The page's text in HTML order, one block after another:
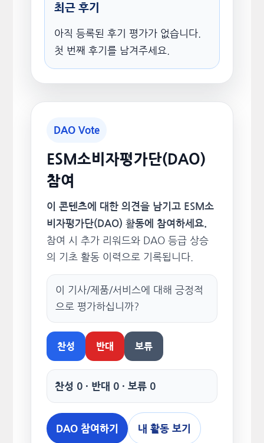
최근 후기
아직 등록된 후기 평가가 없습니다.
첫 번째 후기를 남겨주세요.
DAO Vote
ESM소비자평가단(DAO)
참여
이 콘텐츠에 대한 의견을 남기고 ESM소
비자평가단(DAO) 활동에 참여하세요.
참여 시 추가 리워드와 DAO 등급 상승
의 기초 활동 이력으로 기록됩니다.
이 기사/제품/서비스에 대해 긍정적
으로 평가하십니까?
찬성 반대 보류
찬성 0 · 반대 0 · 보류 0
DAO 참여하기 내 활동 보기